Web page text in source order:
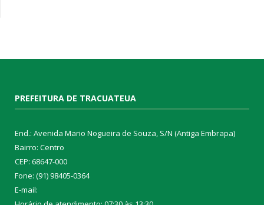
PREFEITURA DE TRACUATEUA
End.: Avenida Mario Nogueira de Souza, S/N (Antiga Embrapa)
Bairro: Centro
CEP: 68647-000
Fone: (91) 98405-0364
E-mail: